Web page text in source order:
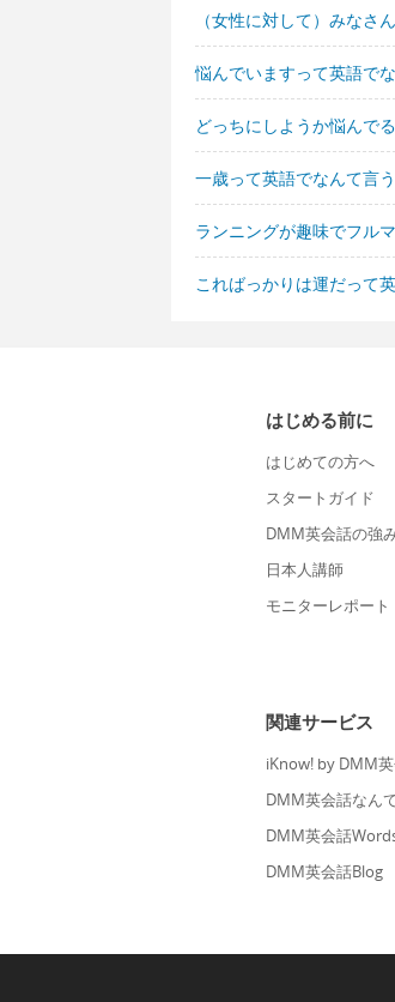
（女性に対して）みなさ
悩んでいますって英語で
どっちにしようか悩んで
一歳って英語でなんて言
ランニングが趣味でフル
こればっかりは運だって
はじめる前に
はじめての方へ
スタートガイド
DMM英会話の強
日本人講師
モニターレポート
関連サービス
iKnow! by DMM
DMM英会話なん
DMM英会話
DMM英会話Blog